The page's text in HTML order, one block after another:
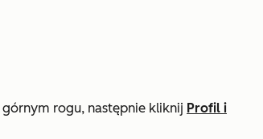
rogu, następnie kliknij Profil i